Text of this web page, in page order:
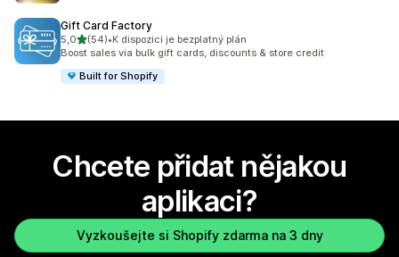
Gift Card Factory
5,0z 5 hvězd
(54)
Celkový počet recenzí: 54
•K dispozici je bezplatný plán
Boost sales via bulk gift cards, discounts & store credit
Built for Shopify
Chcete přidat nějakou
aplikaci?
Vyzkoušejte si Shopify zdarma na 3 dny